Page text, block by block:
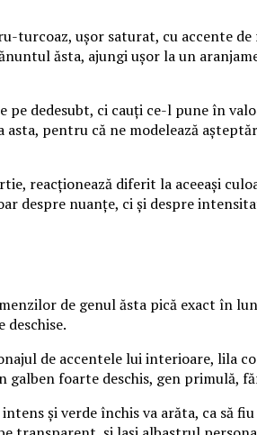
turcoaz, ușor saturat, cu accente
ăsta, ajungi ușor la un
dedesubt, ci cauți ce-l pune în
pentru că ne modelează
reacționează diferit la aceeași
despre nuanțe, ci și despre
de genul ăsta pică exact în
de accentele lui interioare, lila
foarte deschis, gen primulă,
și verde închis va arăta, ca să